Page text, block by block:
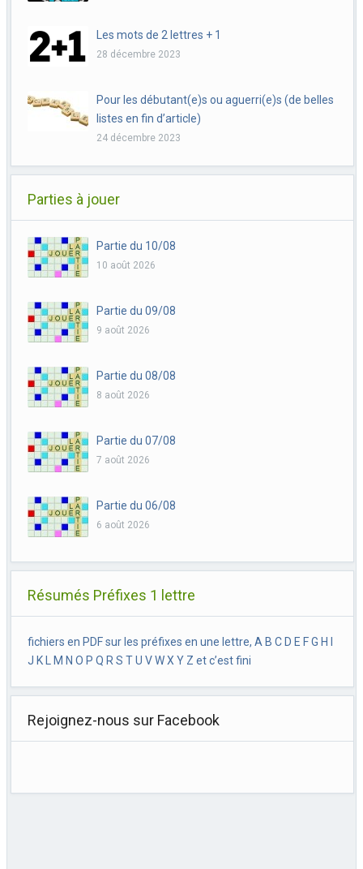
Les mots de 2 lettres + 1
28 décembre 2023
Pour les débutant(e)s ou aguerri(e)s (de belles
listes en fin d’article)
24 décembre 2023
Parties à jouer
Partie du 10/08
10 août 2026
Partie du 09/08
9 août 2026
Partie du 08/08
8 août 2026
Partie du 07/08
7 août 2026
Partie du 06/08
6 août 2026
Résumés Préfixes 1 lettre
fichiers en PDF sur les préfixes en une lettre, A B C D E F G H I
J K L M N O P Q R S T U V W X Y Z et c’est fini
Rejoignez-nous sur Facebook